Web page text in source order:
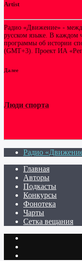
Artist
Радио «Движение» -
русском языке. В каждом
программы об истории
(GMT+3). Проект ИА
Далее
Люди спорта
Радио
Главная
Авторы
Подкасты
Конкурсы
Фонотека
Чарты
Сетка вещания